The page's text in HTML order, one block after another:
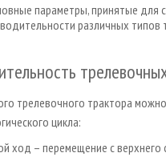
параметры, принятые для
различных типов
трелевочного трактора
цикла:
ход – перемещение с верхнего